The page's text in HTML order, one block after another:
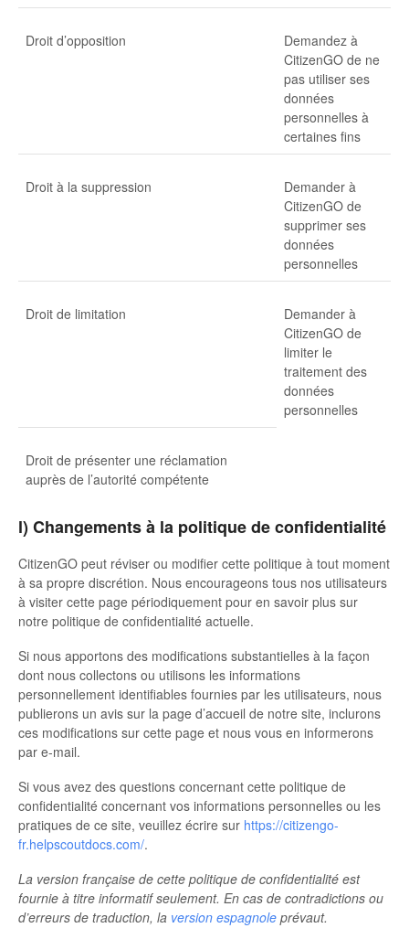
Droit d’opposition
Demandez à
CitizenGO de ne
pas utiliser ses
données
personnelles à
certaines fins
Droit à la suppression
Demander à
CitizenGO de
supprimer ses
données
personnelles
Droit de limitation
Demander à
CitizenGO de
limiter le
traitement des
données
personnelles
Droit de présenter une réclamation
auprès de l’autorité compétente
l) Changements à la politique de confidentialité
CitizenGO peut réviser ou modifier cette politique à tout moment
à sa propre discrétion. Nous encourageons tous nos utilisateurs
à visiter cette page périodiquement pour en savoir plus sur
notre politique de confidentialité actuelle.
Si nous apportons des modifications substantielles à la façon
dont nous collectons ou utilisons les informations
personnellement identifiables fournies par les utilisateurs, nous
publierons un avis sur la page d’accueil de notre site, inclurons
ces modifications sur cette page et nous vous en informerons
par e-mail.
Si vous avez des questions concernant cette politique de
confidentialité concernant vos informations personnelles ou les
pratiques de ce site, veuillez écrire sur https://citizengo-
fr.helpscoutdocs.com/.
La version française de cette politique de confidentialité est
fournie à titre informatif seulement. En cas de contradictions ou
d’erreurs de traduction, la version espagnole prévaut.